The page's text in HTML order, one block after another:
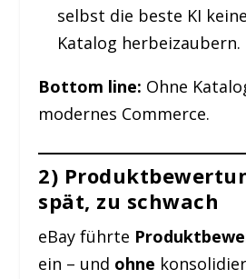
selbst die beste KI
Katalog herbeizaubern.
Bottom line: Ohne
modernes Commerce.
2)
spät, zu schwach
eBay führte
ein – und ohne